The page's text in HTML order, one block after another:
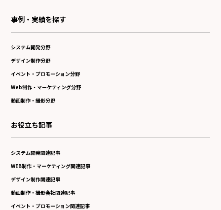
事例・実績を探す
システム開発分野
デザイン制作分野
イベント・プロモーション分野
Web制作・マーケティング分野
動画制作・撮影分野
お役立ち記事
システム開発関連記事
WEB制作・マーケティング関連記事
デザイン制作関連記事
動画制作・撮影会社関連記事
イベント・プロモーション関連記事